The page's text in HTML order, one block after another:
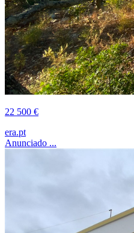
22 500 €
era.pt
Anunciado ...